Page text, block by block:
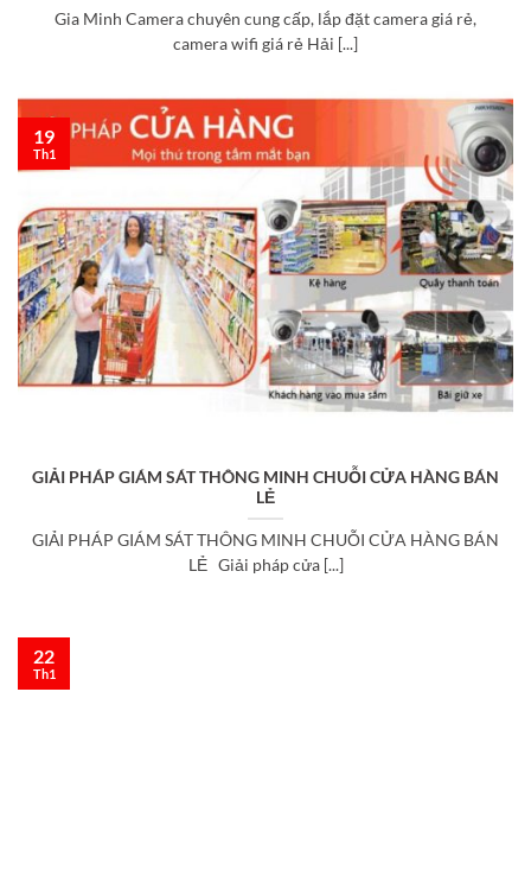
Gia Minh Camera chuyên cung cấp, lắp đặt camera giá rẻ,
camera wifi giá rẻ Hải [...]
GIẢI PHÁP GIÁM SÁT THÔNG MINH CHUỖI CỬA HÀNG BÁN
LẺ
GIẢI PHÁP GIÁM SÁT THÔNG MINH CHUỖI CỬA HÀNG BÁN
LẺ Giải pháp cửa [...]
19
Th1
22
Th1